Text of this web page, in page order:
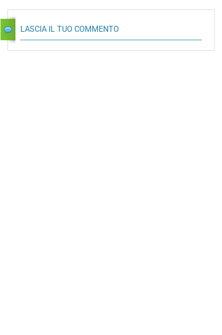
LASCIA IL TUO COMMENTO